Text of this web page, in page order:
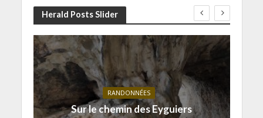
Herald Posts Slider
RANDONNÉES
Sur le chemin des Eyguiers